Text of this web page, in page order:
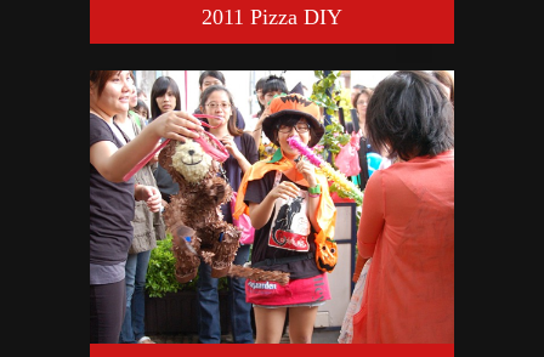
2011 Pizza DIY